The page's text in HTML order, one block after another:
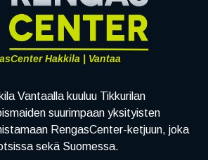
Hakkila | Vantaa
Vantaalla kuuluu Tikkurilan
suurimpaan yksityisten
RengasCenter-ketjuun, joka
sekä Suomessa.